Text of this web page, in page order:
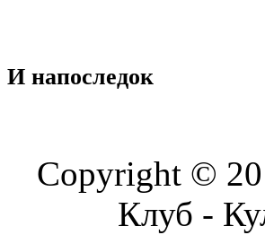
И напоследок
Copyright ©
Клуб -